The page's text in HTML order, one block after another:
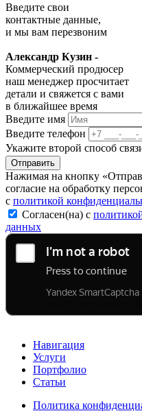
Введите свои
контактные данные,
и мы вам перезвоним
Александр Кузин -
Коммерческий продюсер
наш менеджер просчитает
детали и свяжется с вами
в ближайшее время
Введите имя
Введите телефон
Укажите второй способ
Отправить
Нажимая на кнопку
согласие на обработку
с политикой
Согласен(на) с
данных
Навигация
Услуги
Портфолио
Статьи
Политика